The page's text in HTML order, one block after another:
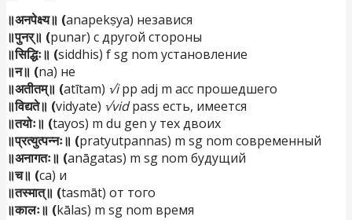
॥अनपेक्ष्य॥ (anapekṣya) независя
॥पुनर्॥ (punar) с другой стороны
॥सिद्धिः॥ (siddhis) f sg nom установление
॥न॥ (na) не
॥अतीतम्॥ (atītam) √ipp adj m acc прошедшего
॥विद्यते॥ (vidyate) √vidpass есть, имеется
॥तयोः॥ (tayos) m du gen у тех двоих
॥प्रत्युत्पन्नः॥ (pratyutpannas) m sg nom современный
॥अनागतः॥ (anāgatas) m sg nom будущий
॥च॥ (ca) и
॥तस्मात्॥ (tasmāt) от того
॥कालः॥ (kālas) m sg nom время